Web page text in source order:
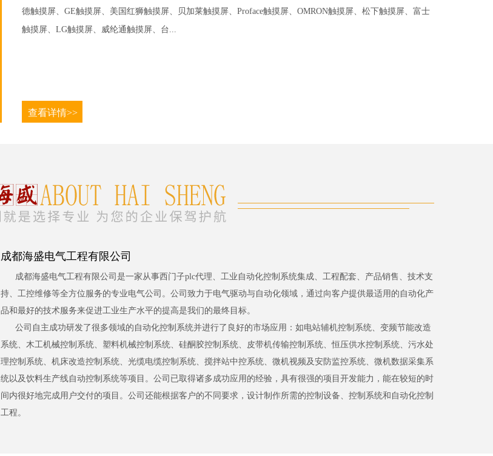
德触摸屏、GE触摸屏、美国红狮触摸屏、贝加莱触摸屏、Proface触摸屏、OMRON触摸屏、松下触摸屏、富士
触摸屏、LG触摸屏、威纶通触摸屏、台...
查看详情>>
成都海盛电气工程有限公司
成都海盛电气工程有限公司是一家从事西门子plc代理、工业自动化控制系统集成、工程配套、产品销售、技术支
持、工控维修等全方位服务的专业电气公司。公司致力于电气驱动与自动化领域，通过向客户提供最适用的自动化产
品和最好的技术服务来促进工业生产水平的提高是我们的最终目标。
公司自主成功研发了很多领域的自动化控制系统并进行了良好的市场应用：如电站辅机控制系统、变频节能改造
系统、木工机械控制系统、塑料机械控制系统、硅酮胶控制系统、皮带机传输控制系统、恒压供水控制系统、污水处
理控制系统、机床改造控制系统、光缆电缆控制系统、搅拌站中控系统、微机视频及安防监控系统、微机数据采集系
统以及饮料生产线自动控制系统等项目。公司已取得诸多成功应用的经验，具有很强的项目开发能力，能在较短的时
间内很好地完成用户交付的项目。公司还能根据客户的不同要求，设计制作所需的控制设备、控制系统和自动化控制
工程。